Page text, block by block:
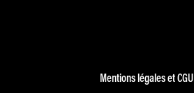
Mentions légales et CGU